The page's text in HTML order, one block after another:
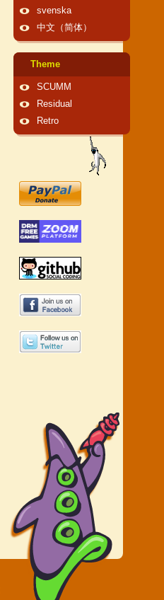
svenska
中文（简体）
Theme
SCUMM
Residual
Retro